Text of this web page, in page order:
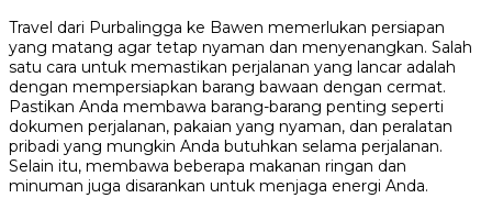
Travel dari Purbalingga ke Bawen memerlukan persiapan
yang matang agar tetap nyaman dan menyenangkan. Salah
satu cara untuk memastikan perjalanan yang lancar adalah
dengan mempersiapkan barang bawaan dengan cermat.
Pastikan Anda membawa barang-barang penting seperti
dokumen perjalanan, pakaian yang nyaman, dan peralatan
pribadi yang mungkin Anda butuhkan selama perjalanan.
Selain itu, membawa beberapa makanan ringan dan
minuman juga disarankan untuk menjaga energi Anda.